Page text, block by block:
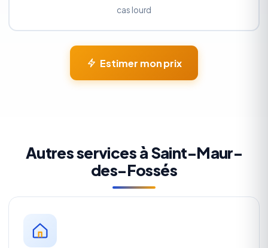
cas lourd
Estimer mon prix
Autres services à Saint-Maur-
des-Fossés